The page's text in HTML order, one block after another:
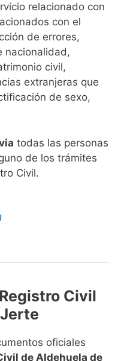
relacionado con
con el
de errores,
nacionalidad,
civil,
extranjeras que
de sexo,
todas las personas
de los trámites
Civil.​
Civil
oficiales
de Aldehuela de